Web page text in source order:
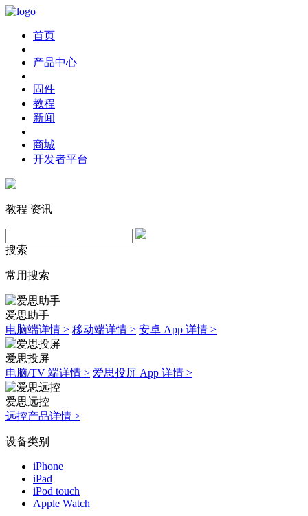
首页
产品中心
固件
教程
新闻
商城
开发者平台
教程 资讯
搜索
常用搜索
爱思助手
电脑端详情 > 移动端详情 > 安卓 App 详情 >
爱思投屏
电脑/TV 端详情 > 爱思投屏 App 详情 >
爱思远控
远控产品详情 >
设备类别
iPhone
iPad
iPod touch
Apple Watch